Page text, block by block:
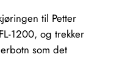
til Petter
1200, og trekker
som det